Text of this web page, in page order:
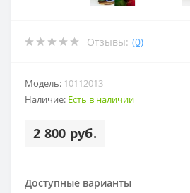
Отзывы: (0)
Модель: 10112013
Наличие: Есть в наличии
2 800 руб.
Доступные варианты